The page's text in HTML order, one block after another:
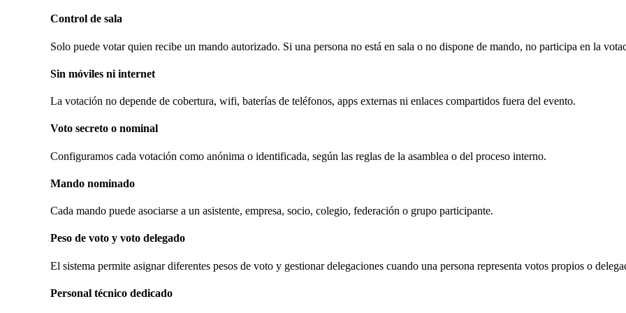
Control de sala
Solo puede votar quien recibe un mando autorizado. Si una persona no está en sala o no dispone de mando, no participa en la
Sin móviles ni internet
La votación no depende de cobertura, wifi, baterías de teléfonos, apps externas ni enlaces compartidos fuera del evento.
Voto secreto o nominal
Configuramos cada votación como anónima o identificada, según las reglas de la asamblea o del proceso interno.
Mando nominado
Cada mando puede asociarse a un asistente, empresa, socio, colegio, federación o grupo participante.
Peso de voto y voto delegado
El sistema permite asignar diferentes pesos de voto y gestionar delegaciones cuando una persona representa votos propios o
Personal técnico dedicado